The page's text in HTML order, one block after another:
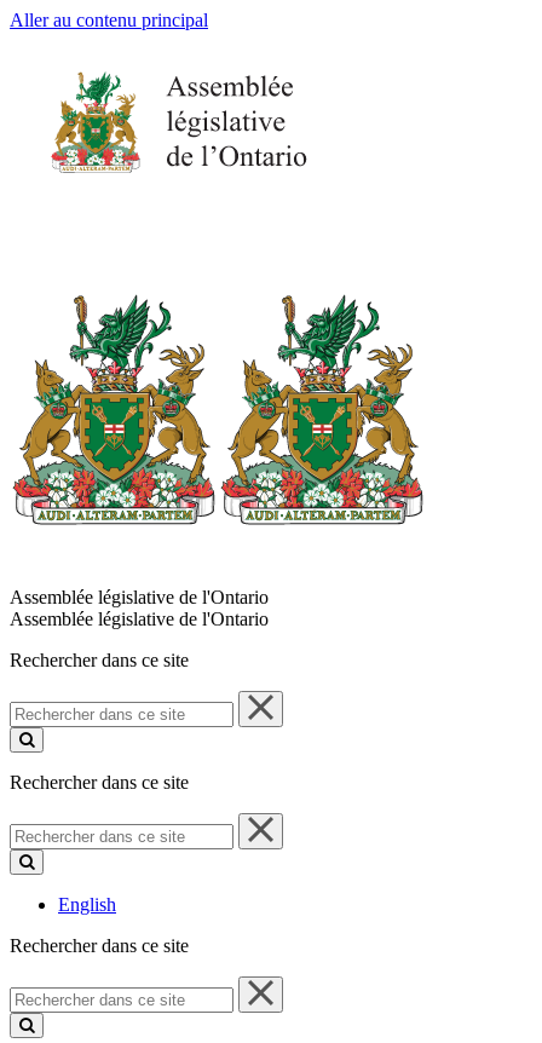
Aller au contenu principal
Assemblée législative de l'Ontario
Assemblée législative de l'Ontario
Rechercher dans ce site
Rechercher
dans
ce
Rechercher dans ce site
Rechercher
dans
ce
English
Rechercher dans ce site
Rechercher
dans
ce